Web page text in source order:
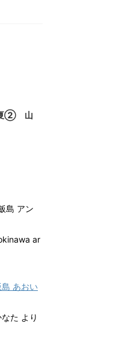
夏② 山
島 アン
ar
島 あおい
た より